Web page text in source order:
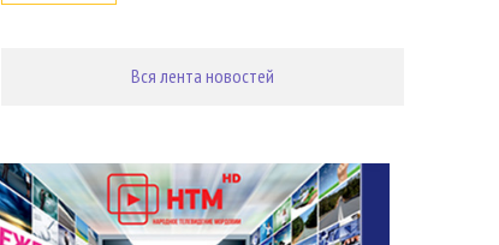
Вся лента новостей